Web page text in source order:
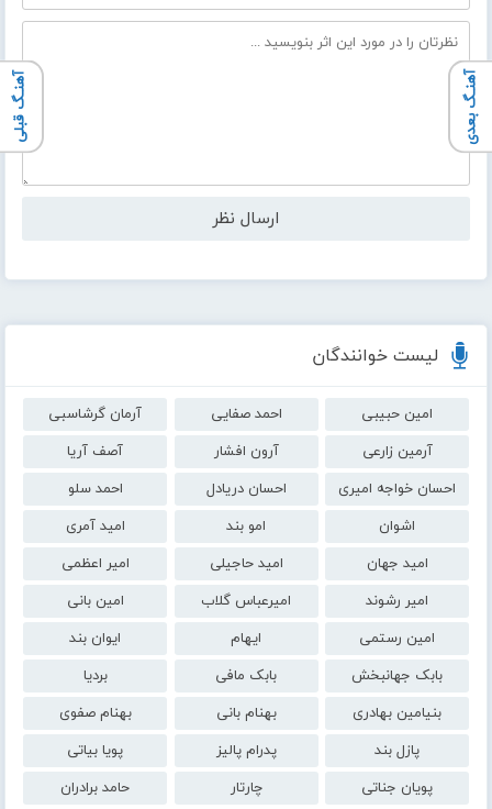
لیست خوانندگان
امین حبیبی احمد صفایی
آرمان گرشاسبی
آرمین زارعی
آرون افشار
آصف آریا
احسان خواجه امیری
احسان دریادل
احمد سلو
اشوان
امو بند
امید آمری
امید جهان
امید حاجیلی
امیر اعظمی
امیر رشوند
امیرعباس گلاب
امین بانی
امین رستمی
ایهام
ایوان بند
بابک جهانبخش
بابک مافی
بردیا
بنیامین بهادری
بهنام بانی
بهنام صفوی
پازل بند
پدرام پالیز
پویا بیاتی
پویان جناتی
چارتار
حامد برادران
آهنـگ بعدی آهنـگ قبلی